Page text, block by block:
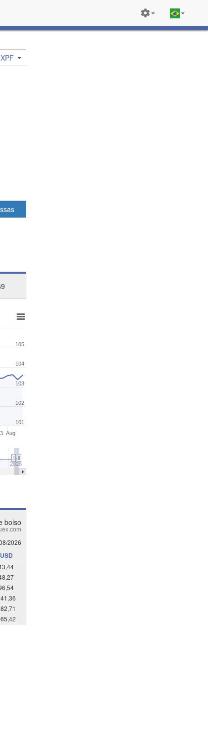
XPF
3. Aug
2026
101
102
103
104
105
bolso
2026
USD